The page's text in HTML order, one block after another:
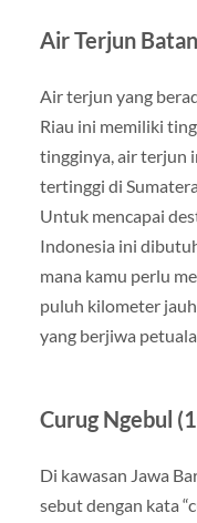
Air Terjun
Air terjun yang
Riau ini memiliki
tingginya, air terjun
tertinggi di
Untuk mencapai
Indonesia ini
mana kamu perlu
puluh kilometer
yang berjiwa
Curug Ngebul
Di kawasan Jawa
sebut dengan kata